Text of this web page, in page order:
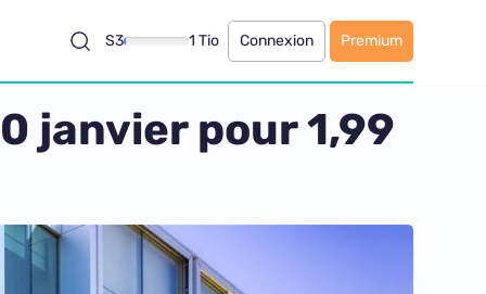
S3 1 Tio Connexion Premium
janvier pour 1,99